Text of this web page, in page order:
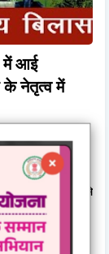
में आई
के नेतृत्व में
कथा एवं भजन 9
कॉलोनी में 9 से